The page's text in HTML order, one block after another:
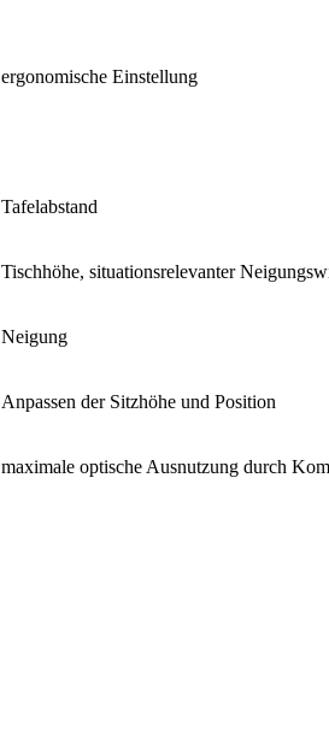
ergonomische Einstellung
Tafelabstand
Tischhöhe, situationsrelevanter
Neigung
Anpassen der Sitzhöhe und Position
maximale optische Ausnutzung durch